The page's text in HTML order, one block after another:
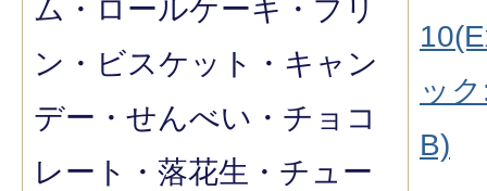
ム・ロールケーキ・プリ
ン・ビスケット・キャン
デー・せんべい・チョコ
レート・落花生・チュー
ッ
B)